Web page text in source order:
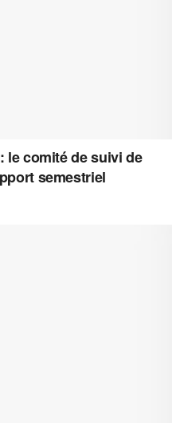
le comité de suivi de
semestriel